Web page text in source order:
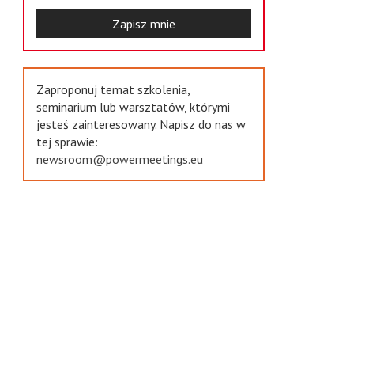
Zapisz mnie
Zaproponuj temat szkolenia,
seminarium lub warsztatów, którymi
jesteś zainteresowany. Napisz do nas w
tej sprawie:
newsroom@powermeetings.eu